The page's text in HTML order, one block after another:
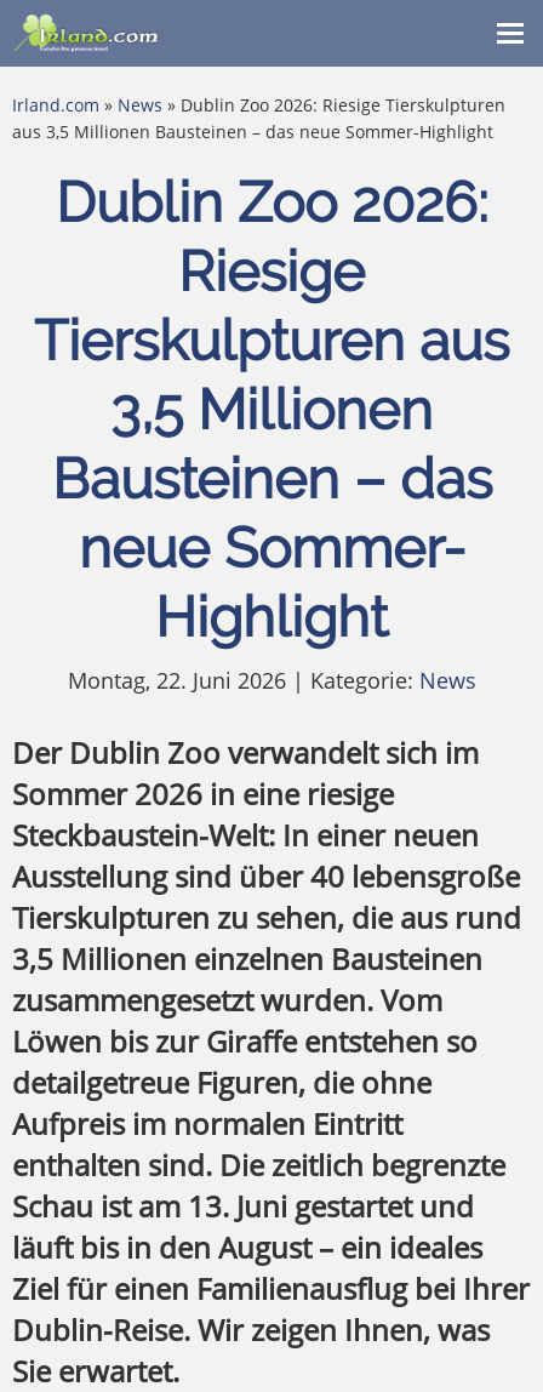
Irland.com » News » Dublin Zoo 2026: Riesige Tierskulpturen
aus 3,5 Millionen Bausteinen – das neue Sommer-Highlight
Dublin Zoo 2026:
Riesige
Tierskulpturen aus
3,5 Millionen
Bausteinen – das
neue Sommer-
Highlight
Montag, 22. Juni 2026 | Kategorie: News
Der Dublin Zoo verwandelt sich im
Sommer 2026 in eine riesige
Steckbaustein-Welt: In einer neuen
Ausstellung sind über 40 lebensgroße
Tierskulpturen zu sehen, die aus rund
3,5 Millionen einzelnen Bausteinen
zusammengesetzt wurden. Vom
Löwen bis zur Giraffe entstehen so
detailgetreue Figuren, die ohne
Aufpreis im normalen Eintritt
enthalten sind. Die zeitlich begrenzte
Schau ist am 13. Juni gestartet und
läuft bis in den August – ein ideales
Ziel für einen Familienausflug bei Ihrer
Dublin-Reise. Wir zeigen Ihnen, was
Sie erwartet.